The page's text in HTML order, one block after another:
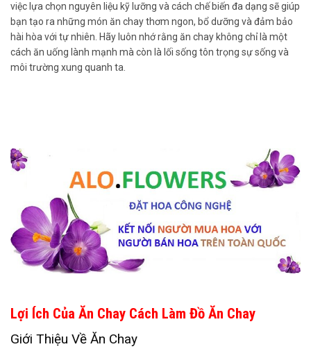
việc lựa chọn nguyên liệu kỹ lưỡng và cách chế biến đa dạng sẽ giúp
bạn tạo ra những món ăn chay thơm ngon, bổ dưỡng và đảm bảo
hài hòa với tự nhiên. Hãy luôn nhớ rằng ăn chay không chỉ là một
cách ăn uống lành mạnh mà còn là lối sống tôn trọng sự sống và
môi trường xung quanh ta.
Lợi Ích Của Ăn Chay Cách Làm Đồ Ăn Chay
Giới Thiệu Về Ăn Chay